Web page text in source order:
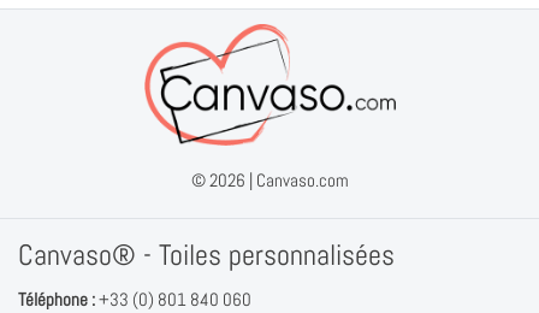
© 2026 | Canvaso.com
Canvaso® - Toiles personnalisées
Téléphone :+33 (0) 801 840 060